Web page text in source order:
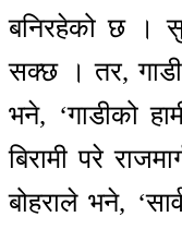
बनिरहेको छ ।
सक्छ । तर, गाडी
भने, ‘गाडीको
बिरामी परे
बोहराले भने,